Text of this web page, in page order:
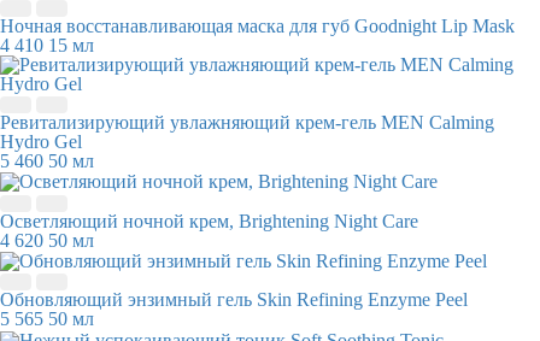
Ночная восстанавливающая маска для губ Goodnight Lip Mask
4 410 15 мл
Ревитализирующий увлажняющий крем-гель MEN Calming
Hydro Gel
5 460 50 мл
Осветляющий ночной крем, Brightening Night Care
4 620 50 мл
Обновляющий энзимный гель Skin Refining Enzyme Peel
5 565 50 мл